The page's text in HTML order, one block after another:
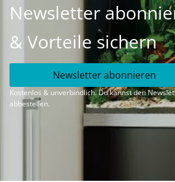
Newsletter
& Vorteile sichern
Newsletter abonnieren
Kostenlos & unverbindlich. Du kannst den
abbestellen.